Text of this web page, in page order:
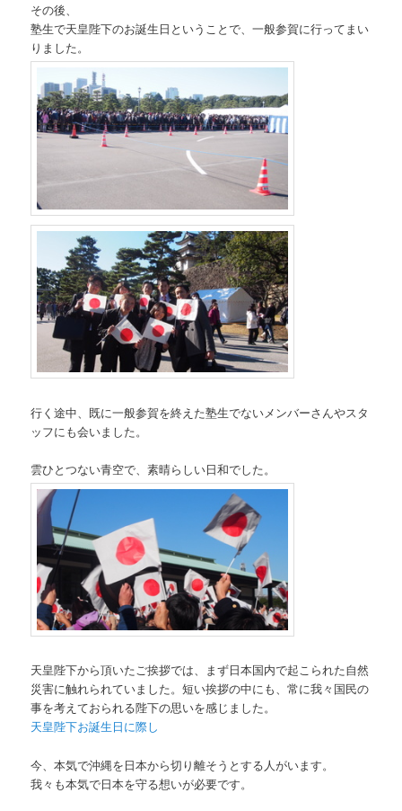
その後、
塾生で天皇陛下のお誕生日ということで、一般参賀に行ってまい
りました。
行く途中、既に一般参賀を終えた塾生でないメンバーさんやスタ
ッフにも会いました。
雲ひとつない青空で、素晴らしい日和でした。
天皇陛下から頂いたご挨拶では、まず日本国内で起こられた自然
災害に触れられていました。短い挨拶の中にも、常に我々国民の
事を考えておられる陛下の思いを感じました。
天皇陛下お誕生日に際し
今、本気で沖縄を日本から切り離そうとする人がいます。
我々も本気で日本を守る想いが必要です。